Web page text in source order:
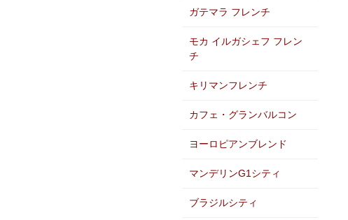
ガテマラ フレンチ
モカ イルガシェフ フレン
チ
キリマンフレンチ
カフェ・グランバルコン
ヨーロピアンブレンド
マンデリンG1シティ
ブラジルシティ